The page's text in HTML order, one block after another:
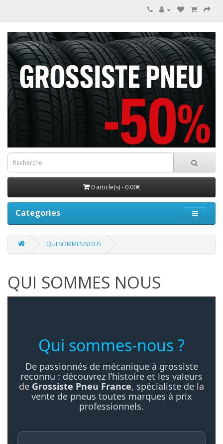
0 article(s) - 0.00€
Categories
QUI SOMMES NOUS
QUI SOMMES NOUS
Qui sommes-nous ?
De passionnés de mécanique à grossiste
reconnu : découvrez l’histoire et les valeurs
de Grossiste Pneu France, spécialiste de la
vente de pneus toutes marques à prix
professionnels.